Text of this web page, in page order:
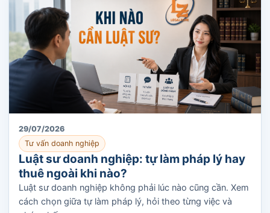
29/07/2026
Tư vấn doanh nghiệp
Luật sư doanh nghiệp: tự làm pháp lý hay
thuê ngoài khi nào?
Luật sư doanh nghiệp không phải lúc nào cũng cần. Xem
cách chọn giữa tự làm pháp lý, hỏi theo từng việc và